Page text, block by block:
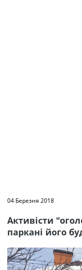
04 Березня 2018
Активісти
паркані його